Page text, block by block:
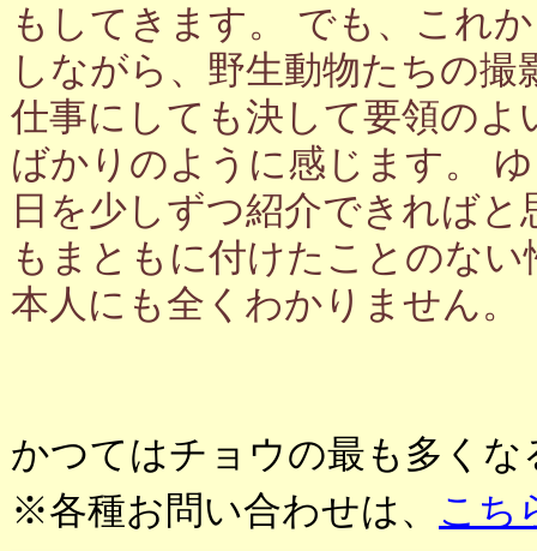
もしてきます。 でも、これ
しながら、野生動物たちの
仕事にしても決して要領の
ばかりのように感じます。
日を少しずつ紹介できれば
もまともに付けたことのな
本人にも全くわかりません。
かつてはチョウの最も多く
※各種お問い合わせは、 こち